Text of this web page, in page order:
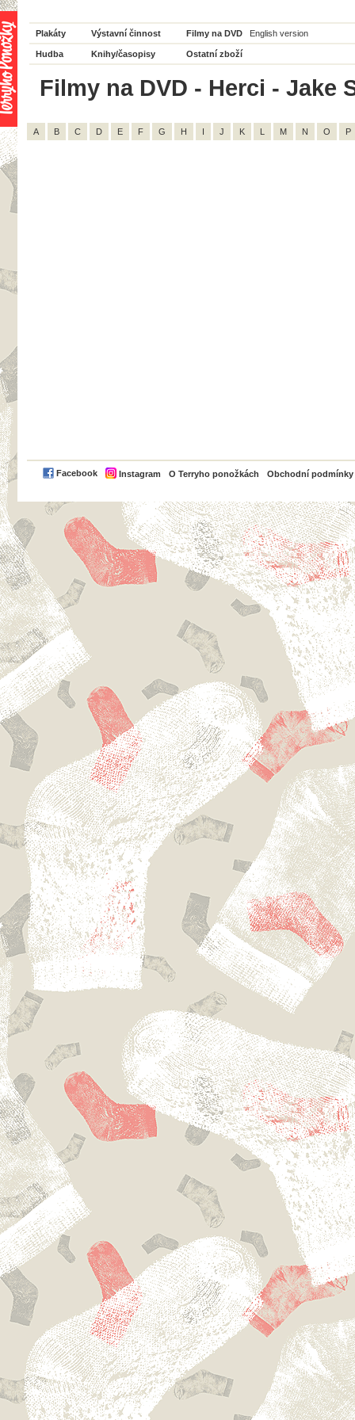
Plakáty Výstavní činnost Filmy na DVD English version
Hudba Knihy/časopisy Ostatní zboží
Filmy na DVD - Herci - Jake
A B C D E F G H I J K L M N O P
Facebook Instagram O Terryho ponožkách Obchodní podmínky
PayPal